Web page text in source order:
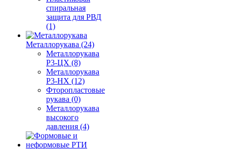
спиральная
защита для РВД
(1)
Металлорукава (24)
Металлорукава
Р3-ЦХ (8)
Металлорукава
Р3-НХ (12)
Фторопластовые
рукава (0)
Металлорукава
высокого
давления (4)